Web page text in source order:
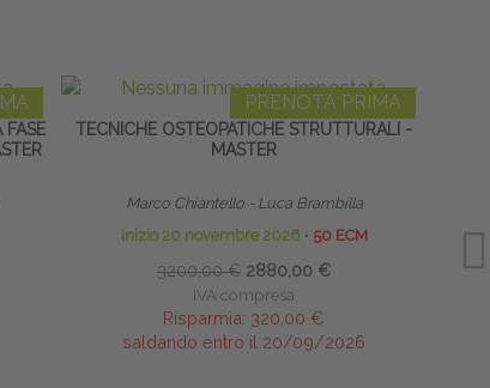
FASE
PRENOTA PRIMA
TECNICHE OSTEOPATICHE STRUTTURALI -
MASTER
Marco Chiantello - Luca Brambilla
inizio 20 novembre 2026 ∙ 50 ECM
3200,00 € 2880,00 €
IVA compresa
Risparmia: 320,00 €
saldando entro il 20/09/2026